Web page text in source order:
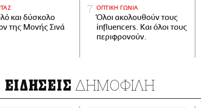
και δύσκολο
της Μονής Σινά
ΟΠΤΙΚΗ ΓΩΝΙΑ
Όλοι ακολουθούν τους
influencers. Και όλοι τους
περιφρονούν.
ΕΙΔΗΣΕΙΣ ΔΗΜΟΦΙΛΗ